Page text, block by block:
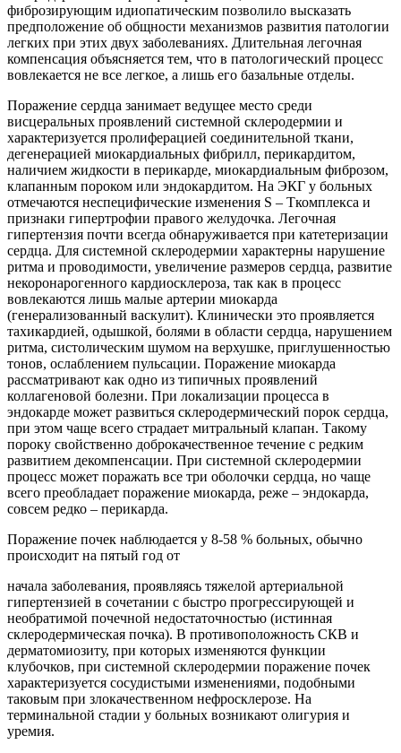
фиброзирующим идиопатическим позволило высказать
предположение об общности механизмов развития патологии
легких при этих двух заболеваниях. Длительная легочная
компенсация объясняется тем, что в патологический процесс
вовлекается не все легкое, а лишь его базальные отделы.
Поражение сердца занимает ведущее место среди
висцеральных проявлений системной склеродермии и
характеризуется пролиферацией соединительной ткани,
дегенерацией миокардиальных фибрилл, перикардитом,
наличием жидкости в перикарде, миокардиальным фиброзом,
клапанным пороком или эндокардитом. На ЭКГ у больных
отмечаются неспецифические изменения S – Ткомплекса и
признаки гипертрофии правого желудочка. Легочная
гипертензия почти всегда обнаруживается при катетеризации
сердца. Для системной склеродермии характерны нарушение
ритма и проводимости, увеличение размеров сердца, развитие
некоронарогенного кардиосклероза, так как в процесс
вовлекаются лишь малые артерии миокарда
(генерализованный васкулит). Клинически это проявляется
тахикардией, одышкой, болями в области сердца, нарушением
ритма, систолическим шумом на верхушке, приглушенностью
тонов, ослаблением пульсации. Поражение миокарда
рассматривают как одно из типичных проявлений
коллагеновой болезни. При локализации процесса в
эндокарде может развиться склеродермический порок сердца,
при этом чаще всего страдает митральный клапан. Такому
пороку свойственно доброкачественное течение с редким
развитием декомпенсации. При системной склеродермии
процесс может поражать все три оболочки сердца, но чаще
всего преобладает поражение миокарда, реже – эндокарда,
совсем редко – перикарда.
Поражение почек наблюдается у 8-58 % больных, обычно
происходит на пятый год от
начала заболевания, проявляясь тяжелой артериальной
гипертензией в сочетании с быстро прогрессирующей и
необратимой почечной недостаточностью (истинная
склеродермическая почка). В противоположность СКВ и
дерматомиозиту, при которых изменяются функции
клубочков, при системной склеродермии поражение почек
характеризуется сосудистыми изменениями, подобными
таковым при злокачественном нефросклерозе. На
терминальной стадии у больных возникают олигурия и
уремия.